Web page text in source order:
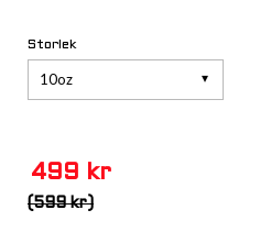
Storlek
10oz
499 kr
(599 kr)